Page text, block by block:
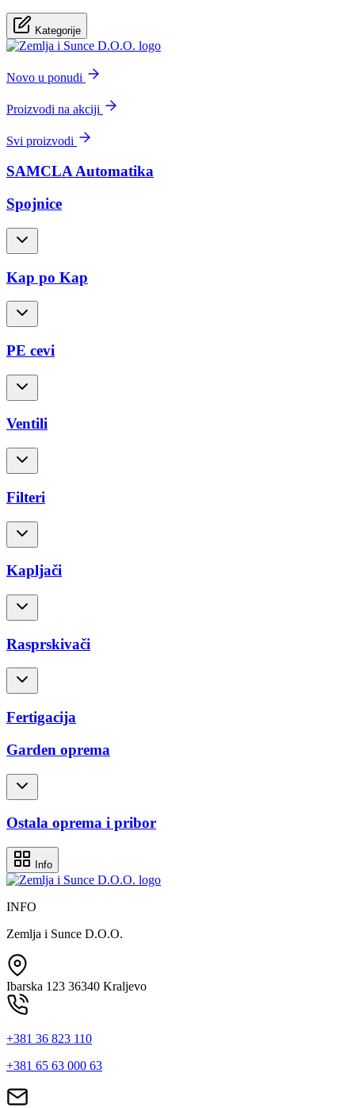
Kategorije
Novo u ponudi
Proizvodi na akciji
Svi proizvodi
SAMCLA Automatika
Spojnice
Kap po Kap
PE cevi
Ventili
Filteri
Kapljači
Rasprskivači
Fertigacija
Garden oprema
Ostala oprema i pribor
Info
INFO
Zemlja i Sunce D.O.O.
Ibarska 123 36340 Kraljevo
+381 36 823 110
+381 65 63 000 63